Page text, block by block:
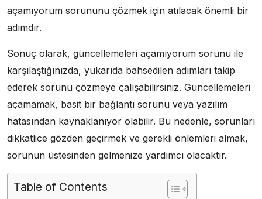
açamıyorum sorununu çözmek için atılacak önemli bir
adımdır.
Sonuç olarak, güncellemeleri açamıyorum sorunu ile
karşılaştığınızda, yukarıda bahsedilen adımları takip
ederek sorunu çözmeye çalışabilirsiniz. Güncellemeleri
açamamak, basit bir bağlantı sorunu veya yazılım
hatasından kaynaklanıyor olabilir. Bu nedenle, sorunları
dikkatlice gözden geçirmek ve gerekli önlemleri almak,
sorunun üstesinden gelmenize yardımcı olacaktır.
Table of Contents